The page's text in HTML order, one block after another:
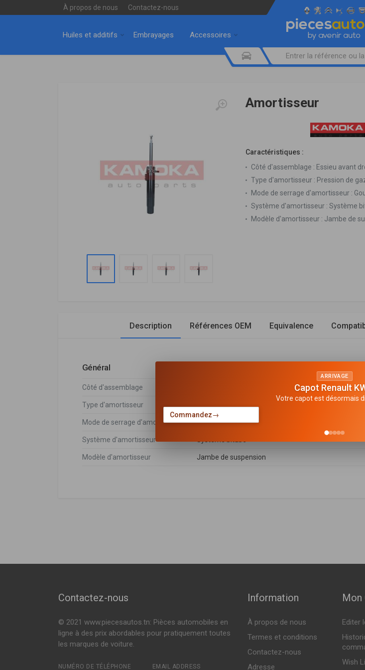
À propos de nous Contactez-nous
Huiles et additifs Embrayages Accessoires
Amortisseur
Caractéristiques :
Côté d'assemblage : Essieu avant
Type d'amortisseur : Pression de
Mode de serrage d'amortisseur :
Système d'amortisseur : Système
Modèle d'amortisseur : Jambe de
Description Références OEM Equivalence
Général
Côté d'assemblage
Type d'amortisseur
Mode de serrage d'amortisseur Goujon en haut
Système d'amortisseur
Modèle d'amortisseur Jambe de suspension
Contactez-nous
© 2021 www.piecesautos.tn: Pièces automobiles en
ligne à des prix abordables pour pratiquement toutes
les marques de voiture.
NUMÉRO DE TÉLÉPHONE EMAIL ADDRESS
Information
À propos de nous
Termes et conditions
Contactez-nous
Adresse
Mon
Editer
Wish
ARRIVAGE
Capot Renault
Votre capot est désormais
Commandez→